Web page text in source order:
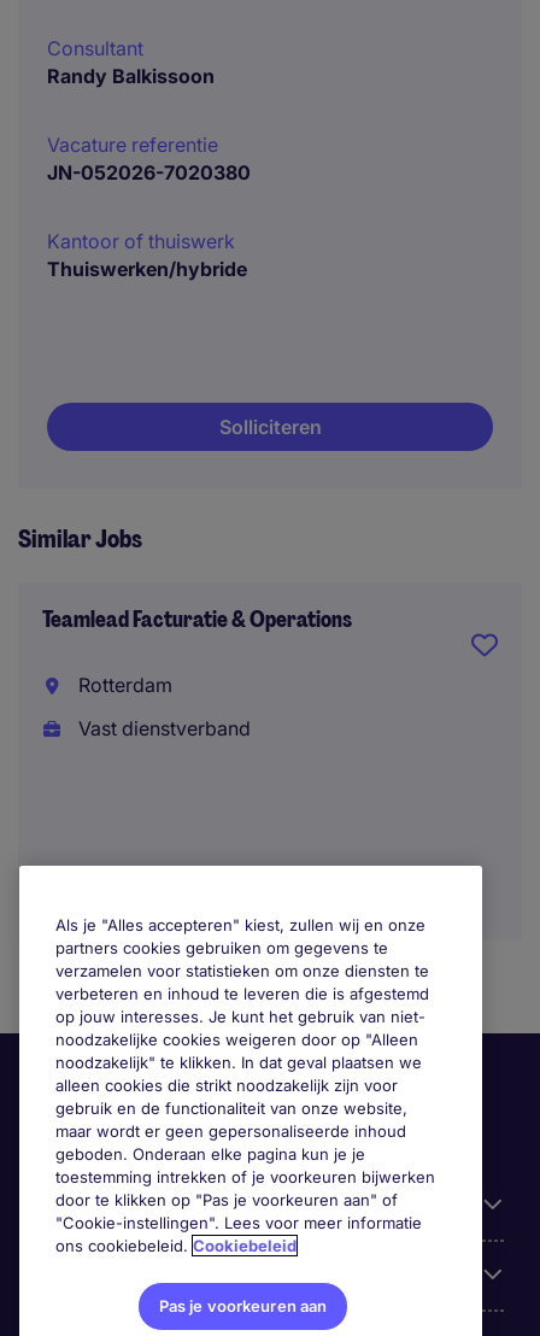
Consultant
Randy Balkissoon
Vacature referentie
JN-052026-7020380
Kantoor of thuiswerk
Thuiswerken/hybride
Solliciteren
Similar Jobs
Teamlead Facturatie & Operations
Rotterdam
Vast dienstverband
Handige informatie
Als je "Alles accepteren" kiest, zullen wij en onze
partners cookies gebruiken om gegevens te
verzamelen voor statistieken om onze diensten te
verbeteren en inhoud te leveren die is afgestemd
op jouw interesses. Je kunt het gebruik van niet-
noodzakelijke cookies weigeren door op "Alleen
noodzakelijk" te klikken. In dat geval plaatsen we
alleen cookies die strikt noodzakelijk zijn voor
gebruik en de functionaliteit van onze website,
maar wordt er geen gepersonaliseerde inhoud
geboden. Onderaan elke pagina kun je je
toestemming intrekken of je voorkeuren bijwerken
door te klikken op "Pas je voorkeuren aan" of
"Cookie-instellingen". Lees voor meer informatie
ons cookiebeleid. Cookiebeleid
Pas je voorkeuren aan